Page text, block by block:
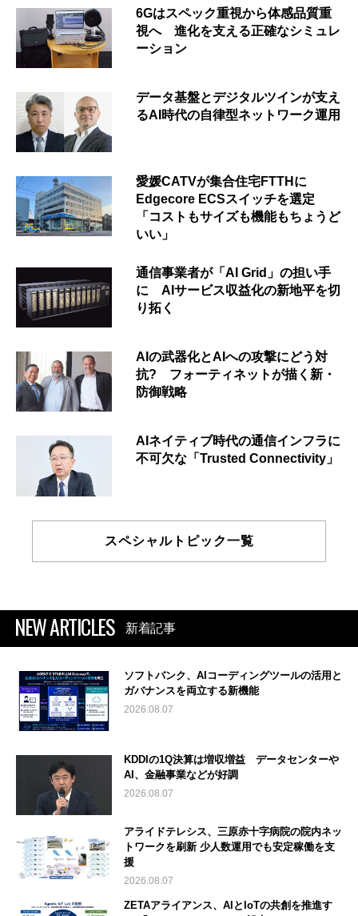
6Gはスペック重視から体感品質重
視へ 進化を支える正確なシミュレ
ーション
データ基盤とデジタルツインが支え
るAI時代の自律型ネットワーク運用
愛媛CATVが集合住宅FTTHに
Edgecore ECSスイッチを選定
「コストもサイズも機能もちょうど
いい」
通信事業者が「AI Grid」の担い手
に AIサービス収益化の新地平を切
り拓く
AIの武器化とAIへの攻撃にどう対
抗? フォーティネットが描く新・
防御戦略
AIネイティブ時代の通信インフラに
不可欠な「Trusted Connectivity」
スペシャルトピック一覧
NEW ARTICLES 新着記事
ソフトバンク、AIコーディングツールの活用と
ガバナンスを両立する新機能
2026.08.07
KDDIの1Q決算は増収増益 データセンターや
AI、金融事業などが好調
2026.08.07
アライドテレシス、三原赤十字病院の院内ネッ
トワークを刷新 少人数運用でも安定稼働を支
援
2026.08.07
ZETAアライアンス、AIとIoTの共創を推進す